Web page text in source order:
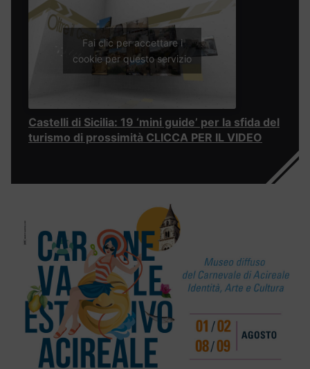
Fai clic per accettare i
cookie per questo servizio
Castelli di Sicilia: 19 ‘mini guide’ per la sfida del
turismo di prossimità CLICCA PER IL VIDEO